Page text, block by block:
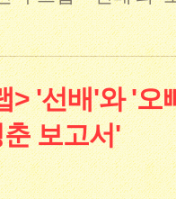
> '선배'와 '오
보고서'